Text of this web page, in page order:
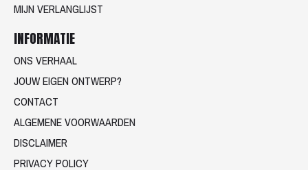
MIJN VERLANGLIJST
INFORMATIE
ONS VERHAAL
JOUW EIGEN ONTWERP?
CONTACT
ALGEMENE VOORWAARDEN
DISCLAIMER
PRIVACY POLICY